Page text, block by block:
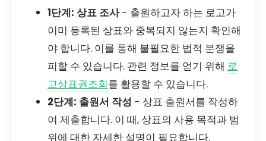
1단계: 상표 조사- 출원하고자 하는 로고가
이미 등록된 상표와 중복되지 않는지 확인해
야 합니다. 이를 통해 불필요한 법적 분쟁을
피할 수 있습니다. 관련 정보를 얻기 위해 로
고상표권조회를 활용할 수 있습니다.
2단계: 출원서 작성 - 상표 출원서를 작성하
여 제출합니다. 이 때, 상표의 사용 목적과 범
위에 대한 자세한 설명이 필요합니다.